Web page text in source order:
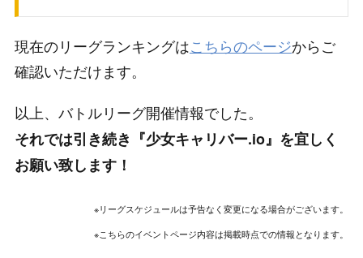
現在のリーグランキングはこちらのページからご
確認いただけます。
以上、バトルリーグ開催情報でした。
それでは引き続き『少女キャリバー.io』を宜しく
お願い致します！
※リーグスケジュールは予告なく変更になる場合がございます。
※こちらのイベントページ内容は掲載時点での情報となります。